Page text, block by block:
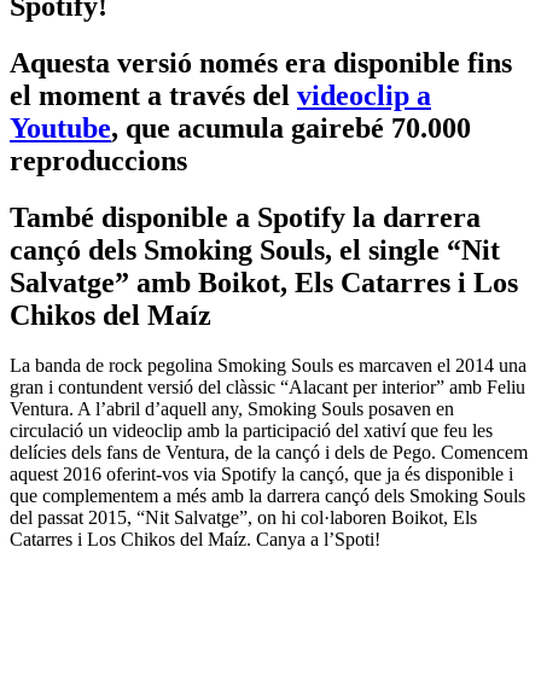
Aquesta versió només era disponible fins
el moment a través del videoclip a
Youtube, que acumula gairebé 70.000
reproduccions
També disponible a Spotify la darrera
cançó dels Smoking Souls, el single “Nit
Salvatge” amb Boikot, Els Catarres i Los
Chikos del Maíz
La banda de rock pegolina Smoking Souls es marcaven el 2014 una
gran i contundent versió del clàssic “Alacant per interior” amb Feliu
Ventura. A l’abril d’aquell any, Smoking Souls posaven en
circulació un videoclip amb la participació del xativí que feu les
delícies dels fans de Ventura, de la cançó i dels de Pego. Comencem
aquest 2016 oferint-vos via Spotify la cançó, que ja és disponible i
que complementem a més amb la darrera cançó dels Smoking Souls
del passat 2015, “Nit Salvatge”, on hi col·laboren Boikot, Els
Catarres i Los Chikos del Maíz. Canya a l’Spoti!